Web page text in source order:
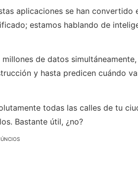
aplicaciones se han convertido
estamos hablando de
de datos
y hasta predicen cuándo
todas las calles de tu
Bastante útil, ¿no?